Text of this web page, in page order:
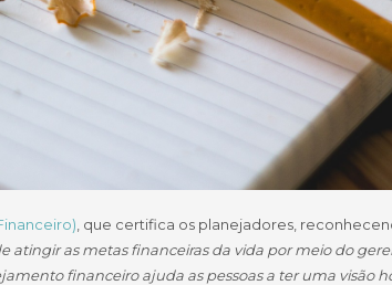
, que certifica os planejadores,
atingir as metas financeiras da vida por meio do
financeiro ajuda as pessoas a ter uma visão